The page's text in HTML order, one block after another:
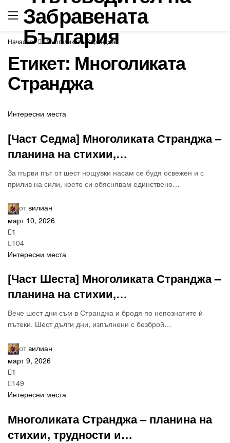
Начална Многоликата Странджа
Етикет: Многоликата
Странджа
Интересни места
[Част Седма] Многоликата Странджа –
планина на стихии,…
За първи път от шест нощувки насам се будя освежен и с
прилив на сили, което си обяснявам единствено…
от вилиан
март 10, 2026
1
104
Интересни места
[Част Шеста] Многоликата Странджа –
планина на стихии,…
Вече шест дни съм в Странджа и бродя по непознатите ѝ
пътеки. Шест дълги дни, изпълнени с безброй…
от вилиан
март 9, 2026
1
149
Интересни места
Многоликата Странджа – планина на
стихии, трудности и…